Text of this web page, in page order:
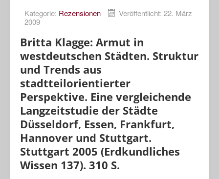
Diskussionen
Geographische Revue
Kategorie: Rezensionen
Veröffentlicht: 22. März
2009
Britta Klagge: Armut in
westdeutschen Städten. Struktur
und Trends aus
stadtteilorientierter
Perspektive. Eine vergleichende
Langzeitstudie der Städte
Düsseldorf, Essen, Frankfurt,
Hannover und Stuttgart.
Stuttgart 2005 (Erdkundliches
Wissen 137). 310 S.